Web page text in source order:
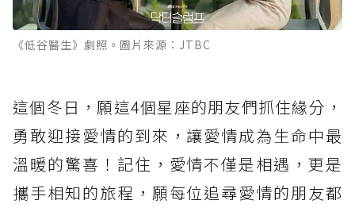
《低谷醫生》劇照。圖片來源：JTBC
這個冬日，願這4個星座的朋友們抓住緣分，
勇敢迎接愛情的到來，讓愛情成為生命中最
溫暖的驚喜！記住，愛情不僅是相遇，更是
攜手相知的旅程，願每位追尋愛情的朋友都